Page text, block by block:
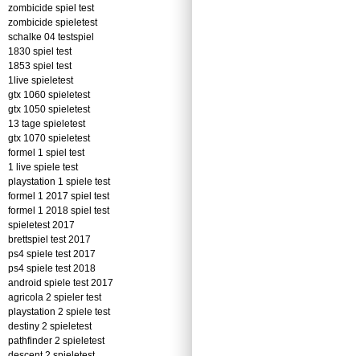
zombicide spiel test
zombicide spieletest
schalke 04 testspiel
1830 spiel test
1853 spiel test
1live spieletest
gtx 1060 spieletest
gtx 1050 spieletest
13 tage spieletest
gtx 1070 spieletest
formel 1 spiel test
1 live spiele test
playstation 1 spiele test
formel 1 2017 spiel test
formel 1 2018 spiel test
spieletest 2017
brettspiel test 2017
ps4 spiele test 2017
ps4 spiele test 2018
android spiele test 2017
agricola 2 spieler test
playstation 2 spiele test
destiny 2 spieletest
pathfinder 2 spieletest